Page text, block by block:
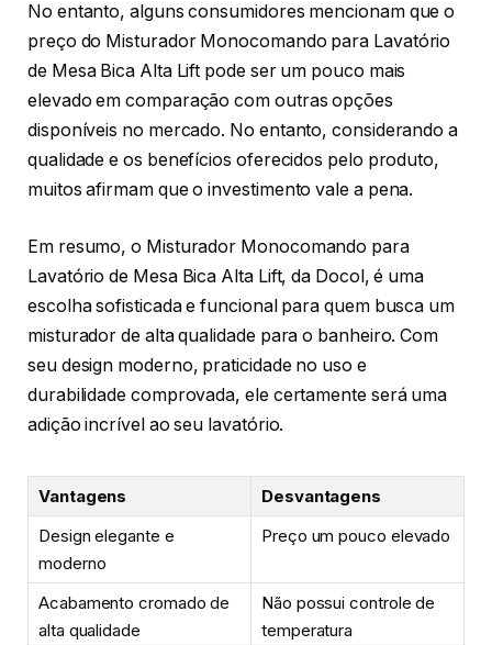
No entanto, alguns consumidores mencionam que o
preço do Misturador Monocomando para Lavatório
de Mesa Bica Alta Lift pode ser um pouco mais
elevado em comparação com outras opções
disponíveis no mercado. No entanto, considerando a
qualidade e os benefícios oferecidos pelo produto,
muitos afirmam que o investimento vale a pena.
Em resumo, o Misturador Monocomando para
Lavatório de Mesa Bica Alta Lift, da Docol, é uma
escolha sofisticada e funcional para quem busca um
misturador de alta qualidade para o banheiro. Com
seu design moderno, praticidade no uso e
durabilidade comprovada, ele certamente será uma
adição incrível ao seu lavatório.
Vantagens
Desvantagens
Design elegante e
moderno
Preço um pouco elevado
Acabamento cromado de
alta qualidade
Não possui controle de
temperatura